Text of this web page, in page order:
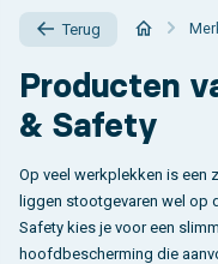
Terug
Producten
& Safety
Op veel werkplekken is een
liggen stootgevaren wel op
Safety kies je voor een
hoofdbescherming die